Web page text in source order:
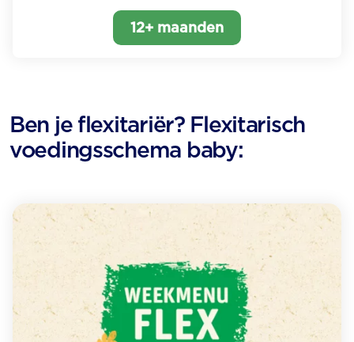
12+ maanden
Ben je flexitariër? Flexitarisch
voedingsschema baby: